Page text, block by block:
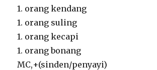
1. orang kendang
1. orang suling
1. orang kecapi
1. orang bonang
MC,+(sinden/penyayi)